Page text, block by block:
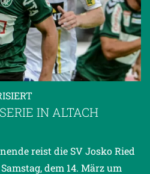
IN ALTACH
reist die SV Josko Ried
dem 14. März um